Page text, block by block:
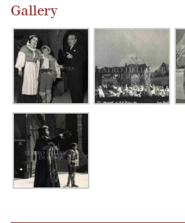
Gallery